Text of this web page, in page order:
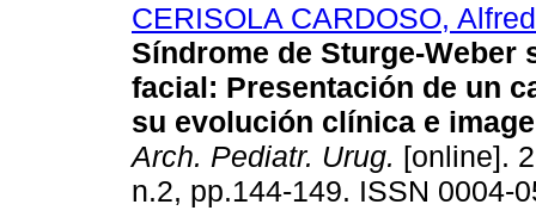
CERISOLA CARDOSO,
Síndrome de Sturge-Weber
facial: Presentación de un
su evolución clínica e
Arch. Pediatr. Urug. [online].
n.2, pp.144-149. ISSN 0004-